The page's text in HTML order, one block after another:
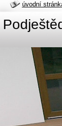
úvodní